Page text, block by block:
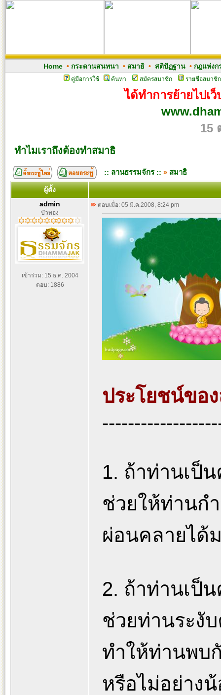
Home• กระดานสนทนา • สมาธิ• สติปัฏฐาน• กฎแห่งก
คู่มือการใช้ ค้นหา สมัครสมาชิก รายชื่อสมาชิก
ได้ทำการย้ายไปเ
15
ทำไมเราถึงต้องทำสมาธิ
:: ลานธรรมจักร :: » สมาธิ
ผู้ตั้ง
admin
บัวทอง
เข้าร่วม: 15 ธ.ค. 2004
ตอบ: 1886
ตอบเมื่อ: 05 มี.ค.2008, 8:24 pm
ประโยชน์ขอ
1. ถ้าท่านเป็
ช่วยให้ท่านก
ผ่อนคลายได้
2. ถ้าท่านเป็
ช่วยท่านระงั
ทำให้ท่านพบ
หรือไม่อย่าง